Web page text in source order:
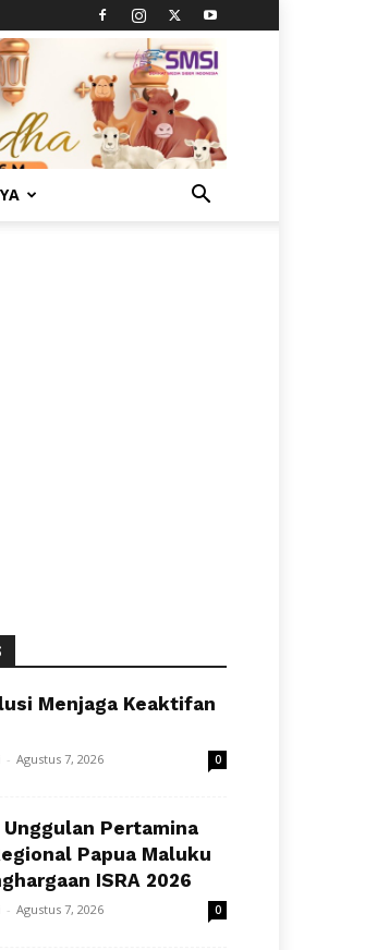
Menjaga Keaktifan
- Agustus 7, 2026 0
Unggulan Pertamina
Papua Maluku
ISRA 2026
- Agustus 7, 2026 0